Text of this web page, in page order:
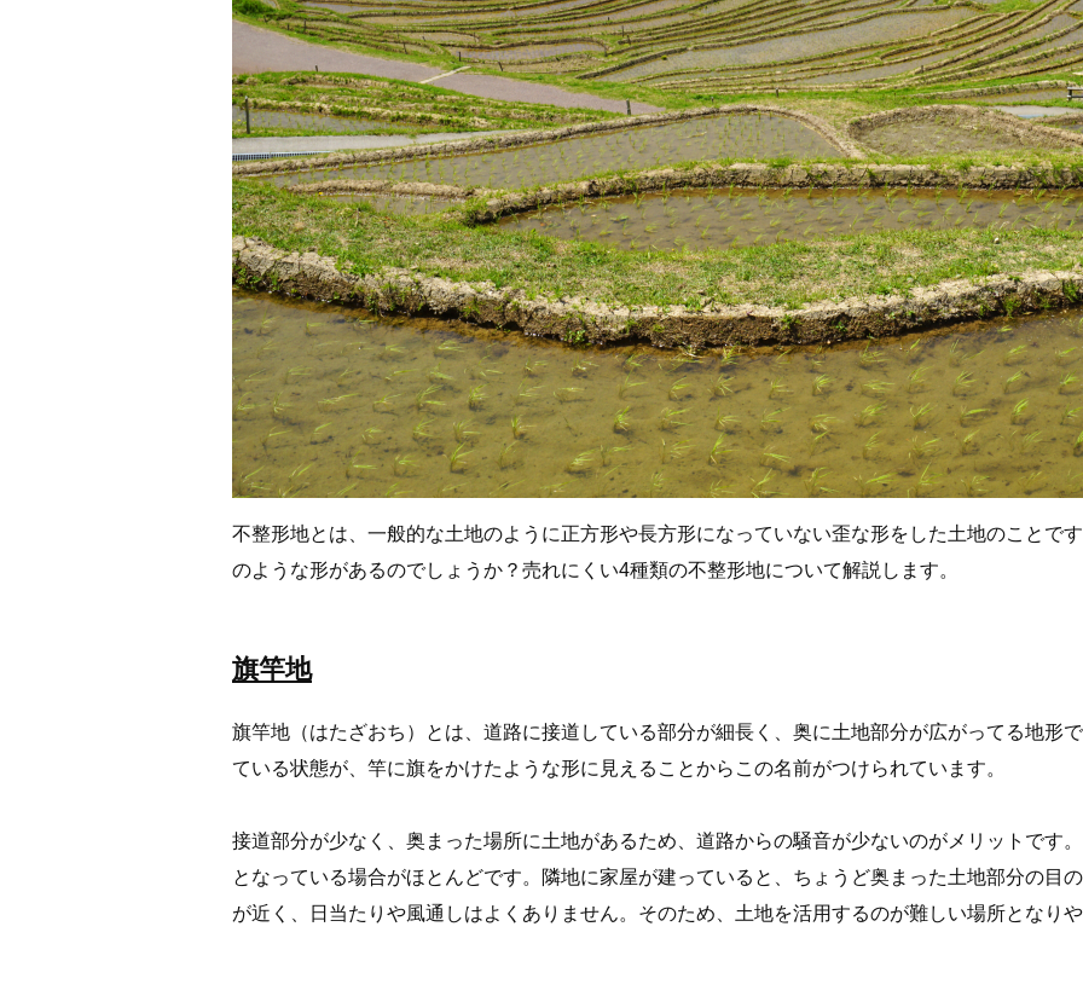
不整形地とは、一般的な土地のように正方形や長方形になっていない歪な形をした土地のことで
のような形があるのでしょうか？売れにくい4種類の不整形地について解説します。
旗竿地
旗竿地（はたざおち）とは、道路に接道している部分が細長く、奥に土地部分が広がってる地形
ている状態が、竿に旗をかけたような形に見えることからこの名前がつけられています。
接道部分が少なく、奥まった場所に土地があるため、道路からの騒音が少ないのがメリットです
となっている場合がほとんどです。隣地に家屋が建っていると、ちょうど奥まった土地部分の目
が近く、日当たりや風通しはよくありません。そのため、土地を活用するのが難しい場所となりや